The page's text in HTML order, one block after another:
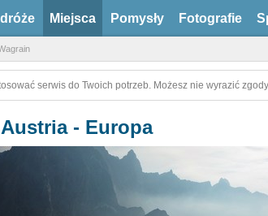
Miejsca Pomysły Fotografie
serwis do Twoich potrzeb. Możesz nie wyrazić
- Europa